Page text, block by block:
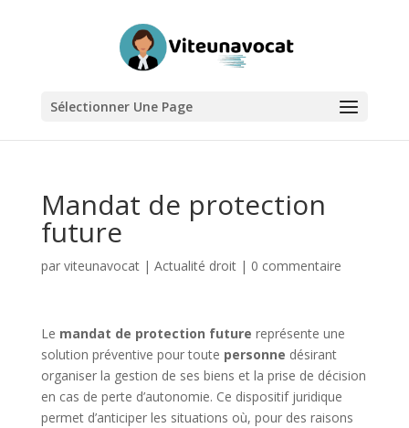
Sélectionner Une Page
Mandat de protection
future
par viteunavocat| Actualité droit| 0 commentaire
Le mandat de protection future représente une
solution préventive pour toute personne désirant
organiser la gestion de ses biens et la prise de décision
en cas de perte d’autonomie. Ce dispositif juridique
permet d’anticiper les situations où, pour des raisons